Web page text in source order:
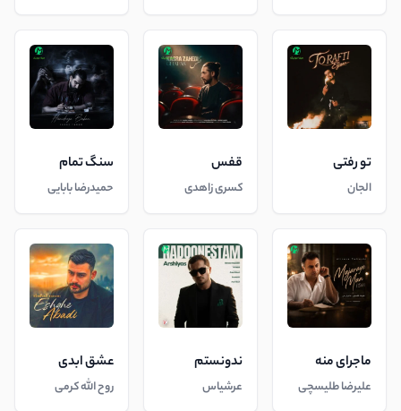
تو رفتی
الجان
قفس
کسری زاهدی
سنگ تمام
حمیدرضا بابایی
ماجرای منه
علیرضا طلیسچی
ندونستم
عرشیاس
عشق ابدی
روح الله کرمی